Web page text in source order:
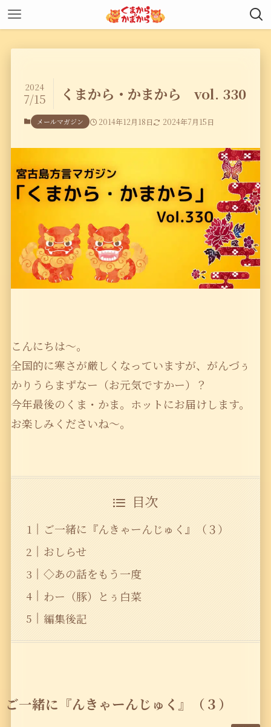
くまから・かまから vol. 330
2024
7/15
メールマガジン 2014年12月18日 2024年7月15日
こんにちは〜。
全国的に寒さが厳しくなっていますが、がんづぅ
かりうらまずなー（お元気ですかー）？
今年最後のくま・かま。ホットにお届けします。
お楽しみくださいね〜。
目次
ご一緒に『んきゃーんじゅく』（３）
おしらせ
◇あの話をもう一度
わー（豚）とぅ白菜
編集後記
ご一緒に『んきゃーんじゅく』（３）